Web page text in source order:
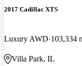
2017 Cadillac XTS
Luxury AWD 103,334
Villa Park, IL